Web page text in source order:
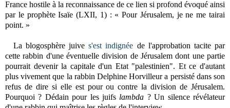
France hostile à la reconnaissance de ce lien si profond évoqué ainsi
par le prophète Isaïe (LXII, 1) : « Pour Jérusalem, je ne me tairai
point. »
La blogosphère juives'est indignée de l'approbation tacite par
cette rabbin d'une éventuelle division de Jérusalem dont une partie
pourrait devenir la capitale d'un Etat "palestinien". Et ce d'autant
plus vivement que la rabbin Delphine Horvilleur a persisté dans son
refus de dire si elle est pour ou contre la division de Jérusalem.
Pourquoi ? Dédain pour les juifs lambda ? Un silence révélateur